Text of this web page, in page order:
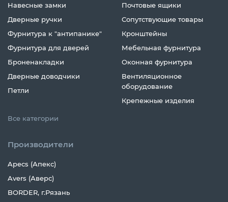
Навесные замки
Дверные ручки
Фурнитура к "антипанике"
Фурнитура для дверей
Броненакладки
Дверные доводчики
Петли
Почтовые ящики
Сопутствующие товары
Кронштейны
Мебельная фурнитура
Оконная фурнитура
Вентиляционное
оборудование
Крепежные изделия
Все категории
Производители
Apecs (Апекс)
Avers (Аверс)
BORDER, г.Рязань